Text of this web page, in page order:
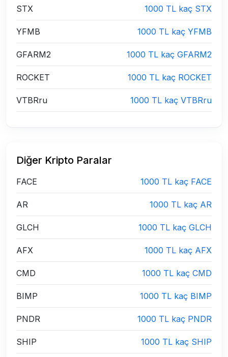
STX 1000 TL kaç STX
YFMB 1000 TL kaç YFMB
GFARM2 1000 TL kaç GFARM2
ROCKET 1000 TL kaç ROCKET
VTBRru 1000 TL kaç VTBRru
Diğer Kripto Paralar
FACE 1000 TL kaç FACE
AR 1000 TL kaç AR
GLCH 1000 TL kaç GLCH
AFX 1000 TL kaç AFX
CMD 1000 TL kaç CMD
BIMP 1000 TL kaç BIMP
PNDR 1000 TL kaç PNDR
SHIP 1000 TL kaç SHIP